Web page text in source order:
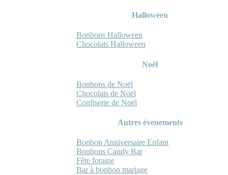
Halloween
Bonbons Halloween
Chocolats Halloween
Noël
Bonbons de Noël
Chocolats de Noël
Confiserie de Noël
Autres évenements
Bonbon Anniversaire Enfant
Bonbons Candy Bar
Fête foraine
Bar à bonbon mariage